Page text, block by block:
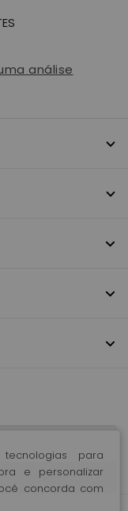
para
e personalizar
concorda com
análise